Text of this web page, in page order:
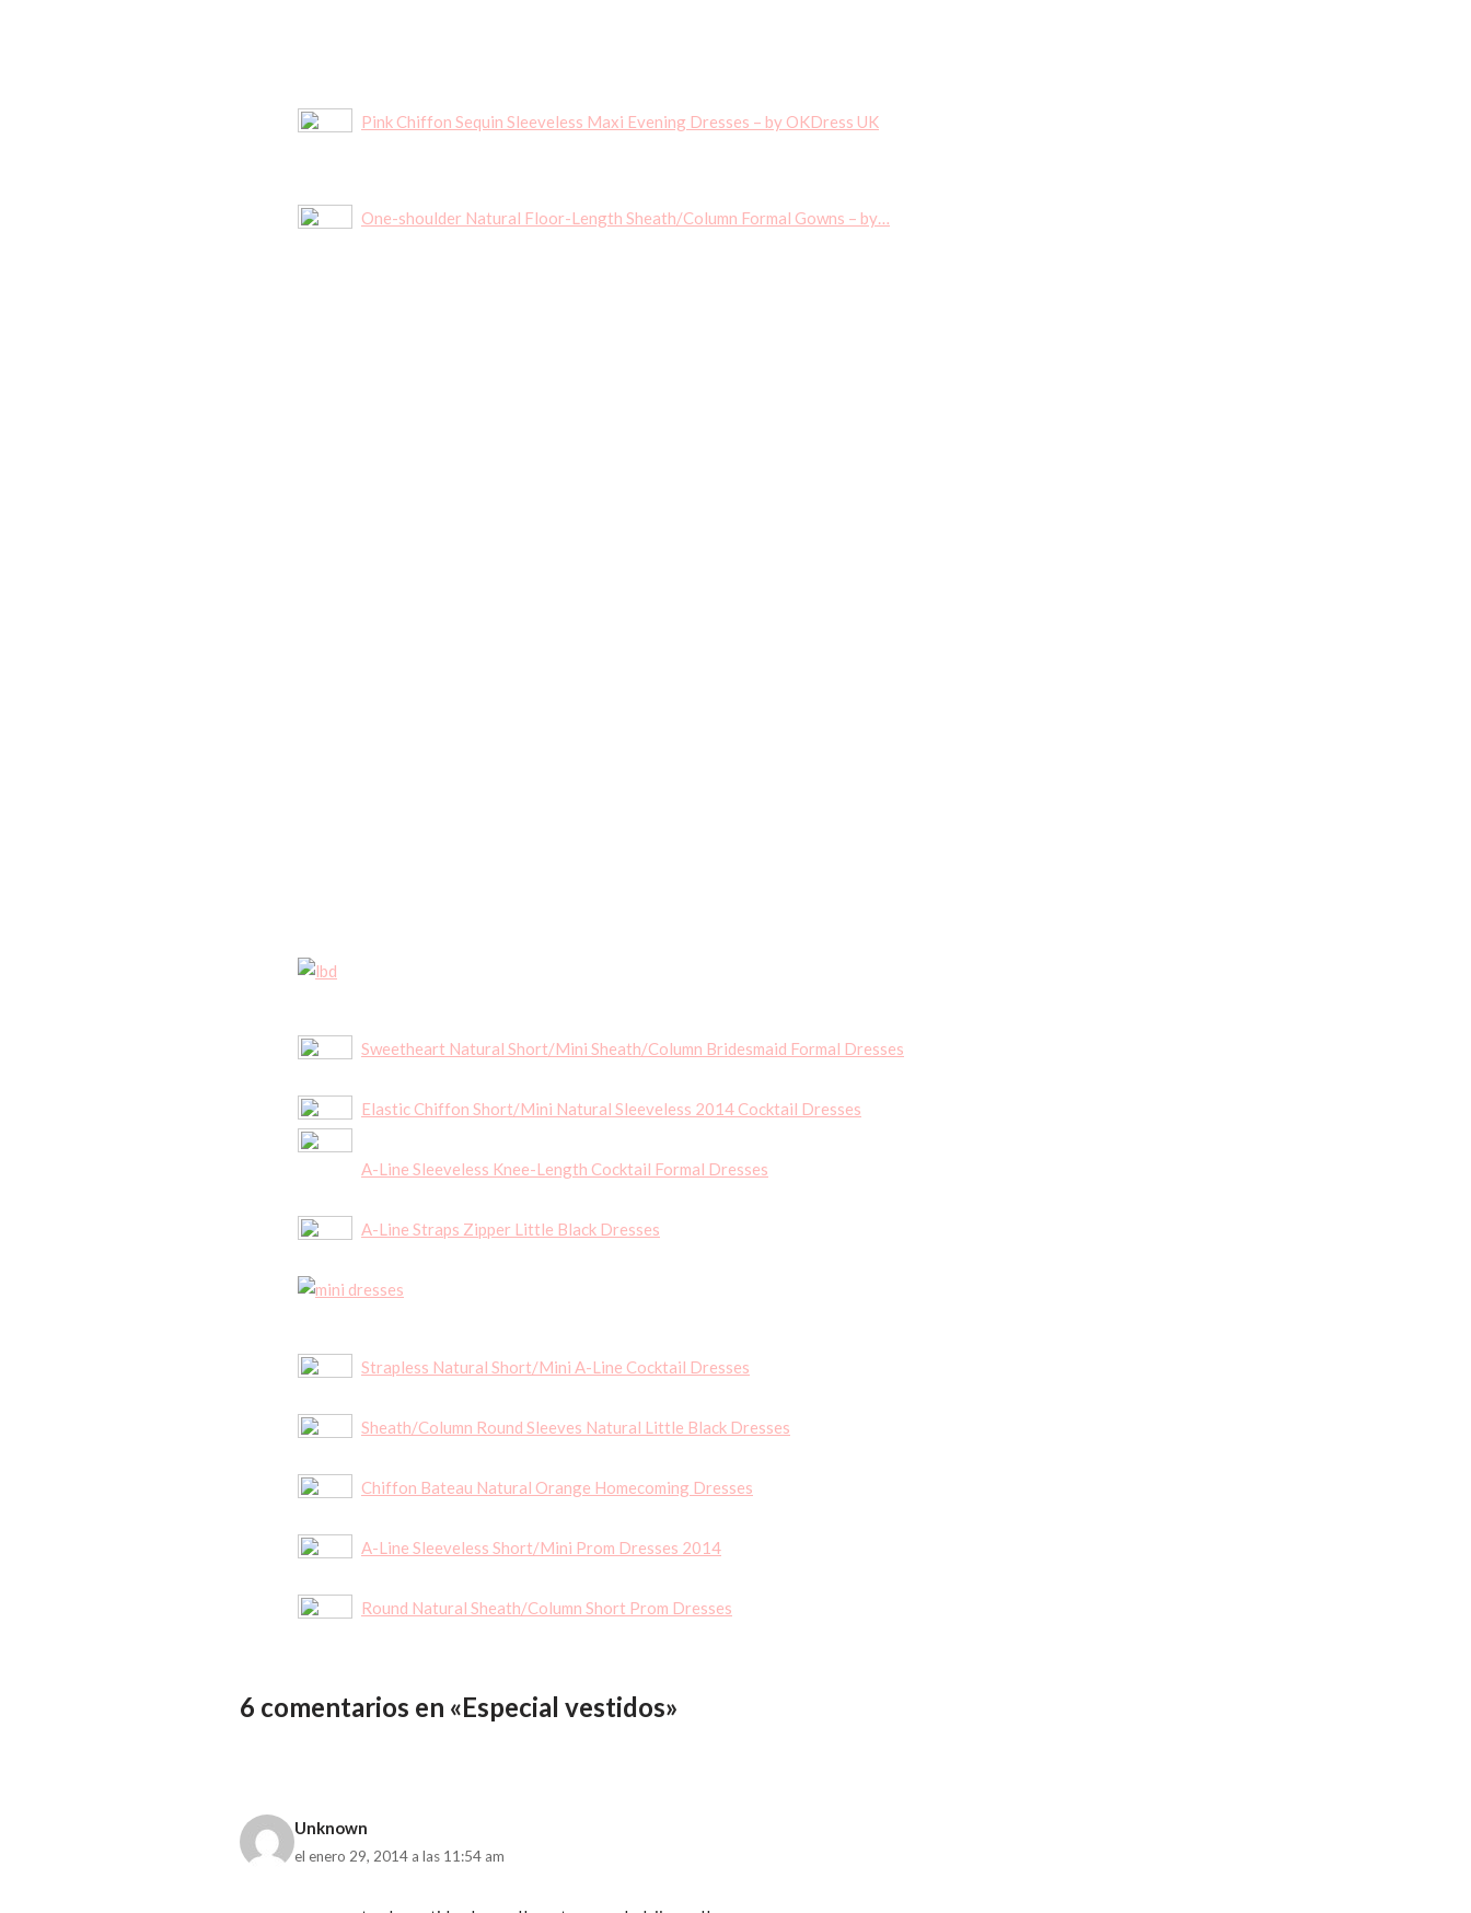
Pink Chiffon Sequin Sleeveless Maxi Evening Dresses – by OKDress UK
One-shoulder Natural Floor-Length Sheath/Column Formal Gowns – by…
Sweetheart Natural Short/Mini Sheath/Column Bridesmaid Formal Dresses
Elastic Chiffon Short/Mini Natural Sleeveless 2014 Cocktail Dresses
A-Line Sleeveless Knee-Length Cocktail Formal Dresses
A-Line Straps Zipper Little Black Dresses
Strapless Natural Short/Mini A-Line Cocktail Dresses
Sheath/Column Round Sleeves Natural Little Black Dresses
Chiffon Bateau Natural Orange Homecoming Dresses
A-Line Sleeveless Short/Mini Prom Dresses 2014
Round Natural Sheath/Column Short Prom Dresses
6 comentarios en «Especial vestidos»
Unknown
el enero 29, 2014 a las 11:54 am